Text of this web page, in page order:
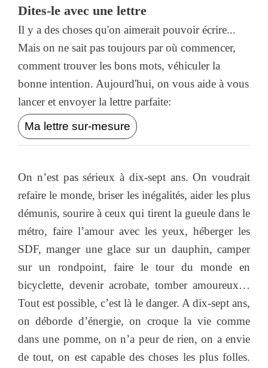
Dites-le avec une lettre
Il y a des choses qu'on aimerait pouvoir écrire...
Mais on ne sait pas toujours par où commencer,
comment trouver les bons mots, véhiculer la
bonne intention. Aujourd'hui, on vous aide à vous
lancer et envoyer la lettre parfaite:
Ma lettre sur-mesure
On n’est pas sérieux à dix-sept ans. On voudrait
refaire le monde, briser les inégalités, aider les plus
démunis, sourire à ceux qui tirent la gueule dans le
métro, faire l’amour avec les yeux, héberger les
SDF, manger une glace sur un dauphin, camper
sur un rondpoint, faire le tour du monde en
bicyclette, devenir acrobate, tomber amoureux…
Tout est possible, c’est là le danger. A dix-sept ans,
on déborde d’énergie, on croque la vie comme
dans une pomme, on n’a peur de rien, on a envie
de tout, on est capable des choses les plus folles.